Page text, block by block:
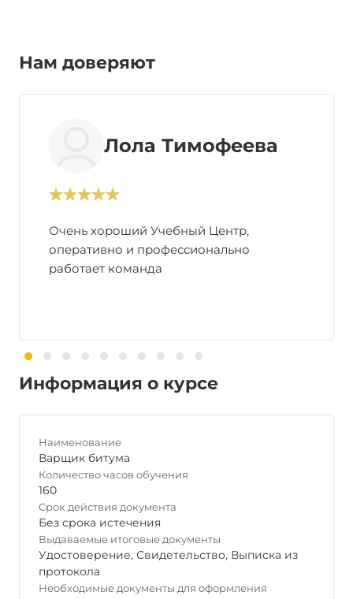
Нам доверяют
Лола Тимофеева
Очень хороший Учебный Центр,
оперативно и профессионально
работает команда
Информация о курсе
Наименование
Варщик битума
Количество часов обучения
160
Срок действия документа
Без срока истечения
Выдаваемые итоговые документы
Удостоверение, Свидетельство, Выписка из
протокола
Необходимые документы для оформления